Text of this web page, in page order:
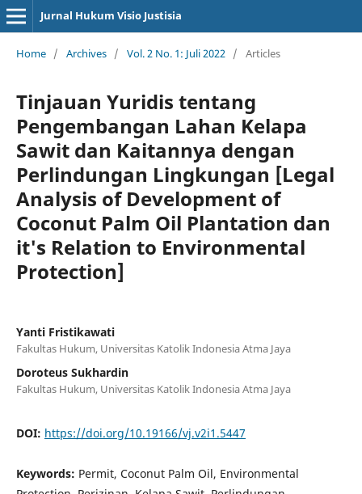
Jurnal Hukum Visio Justisia
Home / Archives / Vol. 2 No. 1: Juli 2022 / Articles
Tinjauan Yuridis tentang
Pengembangan Lahan Kelapa
Sawit dan Kaitannya dengan
Perlindungan Lingkungan [Legal
Analysis of Development of
Coconut Palm Oil Plantation dan
it's Relation to Environmental
Protection]
Yanti Fristikawati
Fakultas Hukum, Universitas Katolik Indonesia Atma Jaya
Doroteus Sukhardin
Fakultas Hukum, Universitas Katolik Indonesia Atma Jaya
DOI: https://doi.org/10.19166/vj.v2i1.5447
Keywords: Permit, Coconut Palm Oil, Environmental